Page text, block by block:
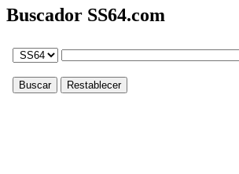
Buscador SS64.com